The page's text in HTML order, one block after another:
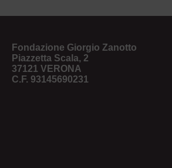
Fondazione Giorgio Zanotto
Piazzetta Scala, 2
37121 VERONA
C.F. 93145690231